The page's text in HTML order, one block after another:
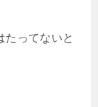
たってないと